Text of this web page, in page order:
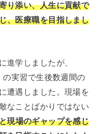
り添い、人生に貢献で
、医療職を目指しまし
進学しましたが、
実習で生後数週間の
遭遇しました。現場を
なことばかりではない
現場のギャップを感じ